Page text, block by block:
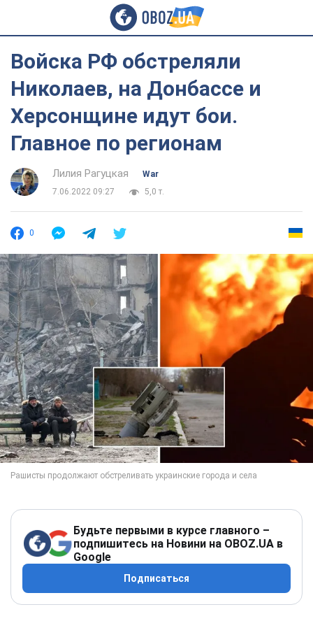
Войска РФ обстреляли
Николаев, на Донбассе и
Херсонщине идут бои.
Главное по регионам
Лилия Рагуцкая
War
7.06.2022 09:27
5,0 т.
0
Будьте первыми в курсе главного –
подпишитесь на Новини на OBOZ.UA в
Google
Подписаться